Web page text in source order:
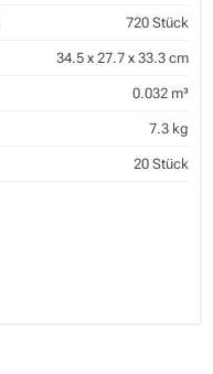
720 Stück
34.5 x 27.7 x 33.3 cm
0.032 m³
7.3 kg
20 Stück